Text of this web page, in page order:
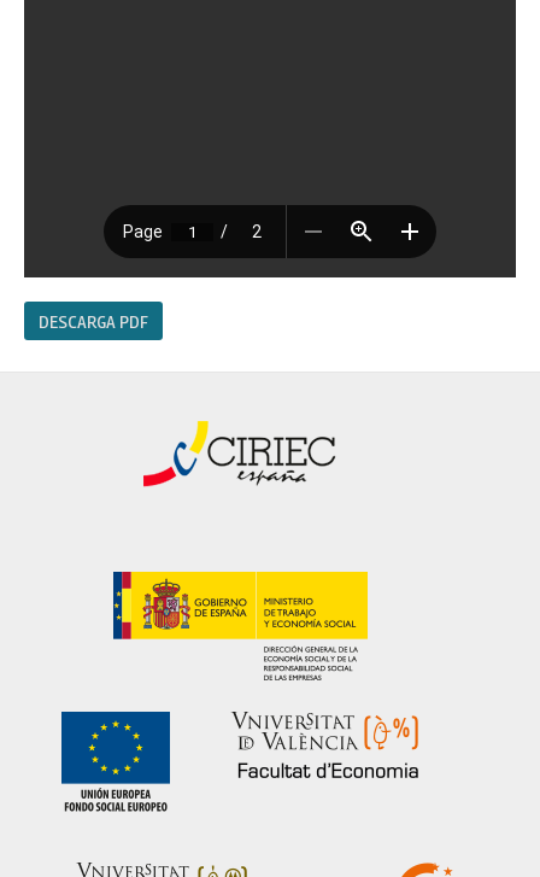
DESCARGA PDF